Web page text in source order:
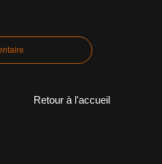
Retour à l'accueil